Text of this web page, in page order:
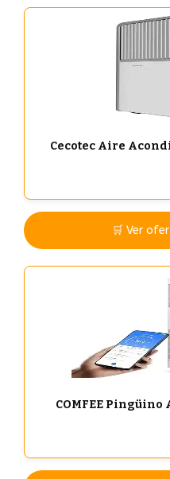
Cecotec Aire
🛒 Ver
COMFEE